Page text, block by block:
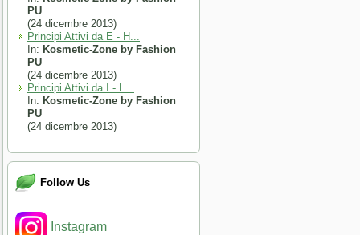
PU
(24 dicembre 2013)
Principi Attivi da E - H...
In: Kosmetic-Zone by Fashion
PU
(24 dicembre 2013)
Principi Attivi da I - L...
In: Kosmetic-Zone by Fashion
PU
(24 dicembre 2013)
Follow Us
Instagram